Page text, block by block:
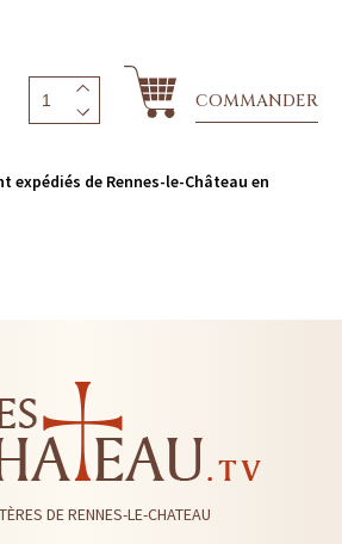
COMMANDER
expédiés de Rennes-le-Château en
DE RENNES-LE-CHATEAU